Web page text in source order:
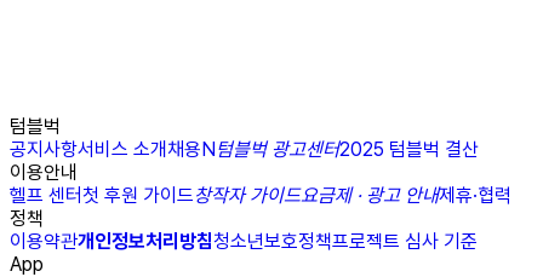
텀블벅
공지사항서비스 소개채용N텀블벅 광고센터2025 텀블벅 결산
이용안내
헬프 센터첫 후원 가이드창작자 가이드요금제 · 광고 안내제휴·협력
정책
이용약관개인정보처리방침청소년보호정책프로젝트 심사 기준
App